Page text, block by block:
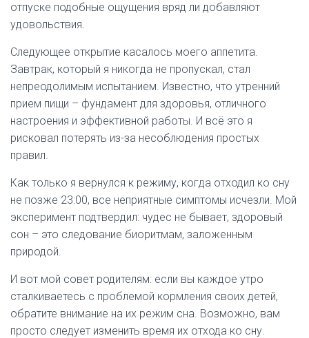
отпуске подобные ощущения вряд ли добавляют
удовольствия.
Следующее открытие касалось моего аппетита.
Завтрак, который я никогда не пропускал, стал
непреодолимым испытанием. Известно, что утренний
прием пищи – фундамент для здоровья, отличного
настроения и эффективной работы. И всё это я
рисковал потерять из-за несоблюдения простых
правил.
Как только я вернулся к режиму, когда отходил ко сну
не позже 23:00, все неприятные симптомы исчезли. Мой
эксперимент подтвердил: чудес не бывает, здоровый
сон – это следование биоритмам, заложенным
природой.
И вот мой совет родителям: если вы каждое утро
сталкиваетесь с проблемой кормления своих детей,
обратите внимание на их режим сна. Возможно, вам
просто следует изменить время их отхода ко сну.